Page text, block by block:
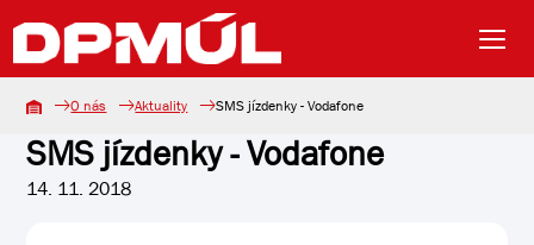
O nás Aktuality SMS jízdenky - Vodafone
SMS jízdenky - Vodafone
14. 11. 2018